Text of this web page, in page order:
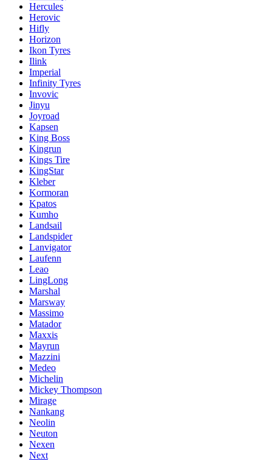
Hercules
Herovic
Hifly
Horizon
Ikon Tyres
Ilink
Imperial
Infinity Tyres
Invovic
Jinyu
Joyroad
Kapsen
King Boss
Kingrun
Kings Tire
KingStar
Kleber
Kormoran
Kpatos
Kumho
Landsail
Landspider
Lanvigator
Laufenn
Leao
LingLong
Marshal
Marsway
Massimo
Matador
Maxxis
Mayrun
Mazzini
Medeo
Michelin
Mickey Thompson
Mirage
Nankang
Neolin
Neuton
Nexen
Next